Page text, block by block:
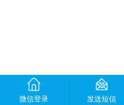
微信登录 发送短信